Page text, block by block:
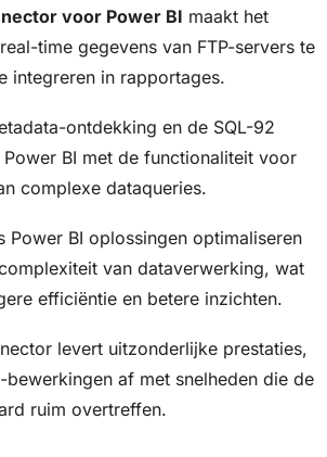
voor Power BI maakt het
time gegevens van FTP-servers te
integreren in rapportages.
ontdekking en de SQL-92
BI met de functionaliteit voor
complexe dataqueries.
Power BI oplossingen optimaliseren
van dataverwerking, wat
efficiëntie en betere inzichten.
levert uitzonderlijke prestaties,
bewerkingen af met snelheden die de
ruim overtreffen.